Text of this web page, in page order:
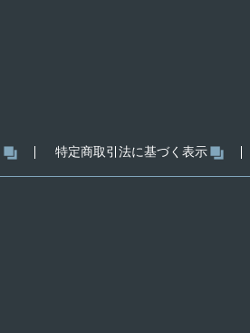
特定商取引法に基づく表示